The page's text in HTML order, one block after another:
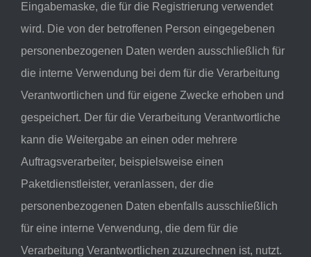
Eingabemaske, die für die Registrierung verwendet
wird. Die von der betroffenen Person eingegebenen
personenbezogenen Daten werden ausschließlich für
die interne Verwendung bei dem für die Verarbeitung
Verantwortlichen und für eigene Zwecke erhoben und
gespeichert. Der für die Verarbeitung Verantwortliche
kann die Weitergabe an einen oder mehrere
Auftragsverarbeiter, beispielsweise einen
Paketdienstleister, veranlassen, der die
personenbezogenen Daten ebenfalls ausschließlich
für eine interne Verwendung, die dem für die
Verarbeitung Verantwortlichen zuzurechnen ist, nutzt.